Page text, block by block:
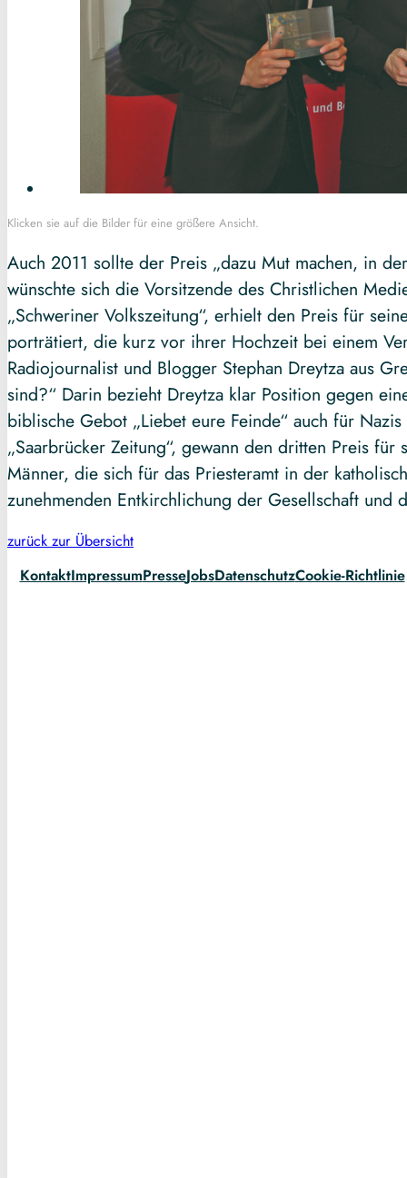
Klicken sie auf die Bilder für eine größere Ansicht.
Auch 2011 sollte der Preis „dazu Mut machen, in
wünschte sich die Vorsitzende des Christlichen
„Schweriner Volkszeitung“, erhielt den Preis für
porträtiert, die kurz vor ihrer Hochzeit bei einem
Radiojournalist und Blogger Stephan Dreytza aus
sind?“ Darin bezieht Dreytza klar Position gegen
biblische Gebot „Liebet eure Feinde“ auch für
„Saarbrücker Zeitung“, gewann den dritten Preis
Männer, die sich für das Priesteramt in der
zunehmenden Entkirchlichung der Gesellschaft und
zurück zur Übersicht
KontaktImpressumPresseJobsDatenschutzCookie-Richtlinie